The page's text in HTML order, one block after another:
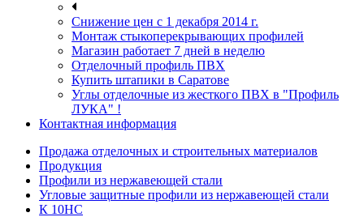
Снижение цен с 1 декабря 2014 г.
Монтаж стыкоперекрывающих профилей
Магазин работает 7 дней в неделю
Отделочный профиль ПВХ
Купить штапики в Саратове
Углы отделочные из жесткого ПВХ в "Профиль
ЛУКА" !
Контактная информация
Продажа отделочных и строительных материалов
Продукция
Профили из нержавеющей стали
Угловые защитные профили из нержавеющей стали
К 10НС